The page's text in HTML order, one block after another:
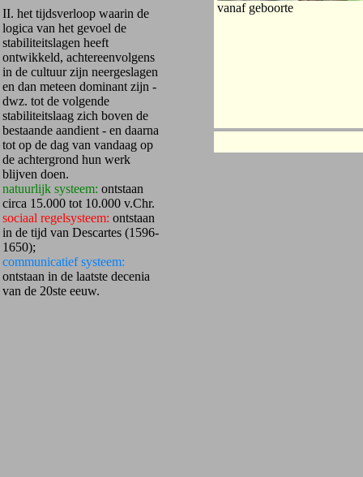
II. het tijdsverloop waarin de
logica van het gevoel de
stabiliteitslagen heeft
ontwikkeld, achtereenvolgens
in de cultuur zijn neergeslagen
en dan meteen dominant zijn -
dwz. tot de volgende
stabiliteitslaag zich boven de
bestaande aandient - en daarna
tot op de dag van vandaag op
de achtergrond hun werk
blijven doen.
natuurlijk systeem: ontstaan
circa 15.000 tot 10.000 v.Chr.
sociaal regelsysteem: ontstaan
in de tijd van Descartes (1596-
1650);
communicatief systeem:
ontstaan in de laatste decenia
van de 20ste eeuw.
vanaf geboorte